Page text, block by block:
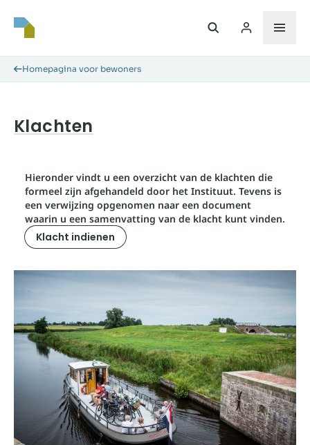
Homepagina voor bewoners
Klachten
Hieronder vindt u een overzicht van de klachten die
formeel zijn afgehandeld door het Instituut. Tevens is
een verwijzing opgenomen naar een document
waarin u een samenvatting van de klacht kunt vinden.
Klacht indienen